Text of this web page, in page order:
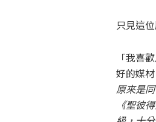
只見這
「我喜
好的媒
原來是
《聖彼